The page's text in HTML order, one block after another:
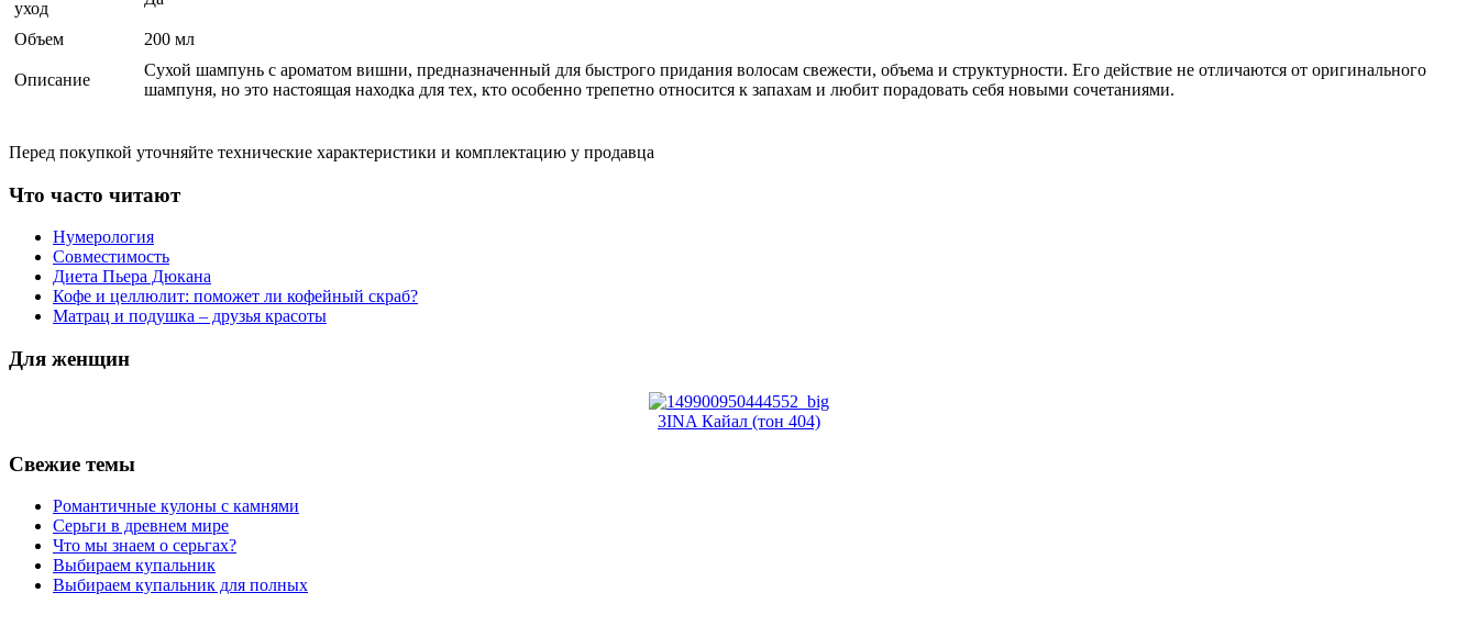
уход
Объем 200 мл
Описание
Сухой шампунь с ароматом вишни, предназначенный для быстрого придания волосам свежести, объема и структурности. Его действие не отличаются от оригинального
шампуня, но это настоящая находка для тех, кто особенно трепетно относится к запахам и любит порадовать себя новыми сочетаниями.
Перед покупкой уточняйте технические характеристики и комплектацию у продавца
Что часто читают
Нумерология
Совместимость
Диета Пьера Дюкана
Кофе и целлюлит: поможет ли кофейный скраб?
Матрац и подушка – друзья красоты
Для женщин
3INA Кайал (тон 404)
Свежие темы
Романтичные кулоны с камнями
Серьги в древнем мире
Что мы знаем о серьгах?
Выбираем купальник
Выбираем купальник для полных